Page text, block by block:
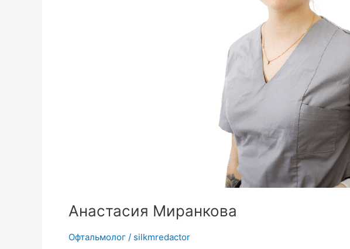
Анастасия Миранкова
Офтальмолог / silkmredactor